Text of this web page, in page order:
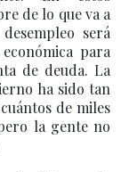
de lo que va a
será
para
de deuda. La
ha sido tan
de miles
la gente no